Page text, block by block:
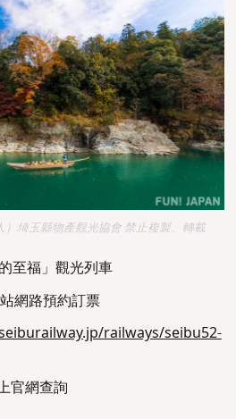
埼玉縣物產觀光協會 禁止複製、轉載
至福」觀光列車
網路預約訂票
railways/seibu52-
官網查詢